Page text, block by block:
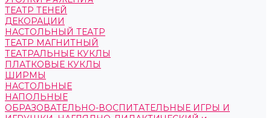
ТЕАТР ТЕНЕЙ
ДЕКОРАЦИИ
НАСТОЛЬНЫЙ ТЕАТР
ТЕАТР МАГНИТНЫЙ
ТЕАТРАЛЬНЫЕ КУКЛЫ
ПЛАТКОВЫЕ КУКЛЫ
ШИРМЫ
НАСТОЛЬНЫЕ
НАПОЛЬНЫЕ
ОБРАЗОВАТЕЛЬНО-ВОСПИТАТЕЛЬНЫЕ ИГРЫ И